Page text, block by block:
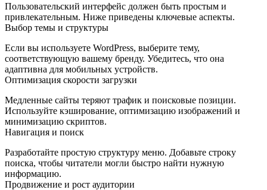
Пользовательский интерфейс должен быть простым и
привлекательным. Ниже приведены ключевые аспекты.
Выбор темы и структуры
Если вы используете WordPress, выберите тему,
соответствующую вашему бренду. Убедитесь, что она
адаптивна для мобильных устройств.
Оптимизация скорости загрузки
Медленные сайты теряют трафик и поисковые позиции.
Используйте кэширование, оптимизацию изображений и
минимизацию скриптов.
Навигация и поиск
Разработайте простую структуру меню. Добавьте строку
поиска, чтобы читатели могли быстро найти нужную
информацию.
Продвижение и рост аудитории